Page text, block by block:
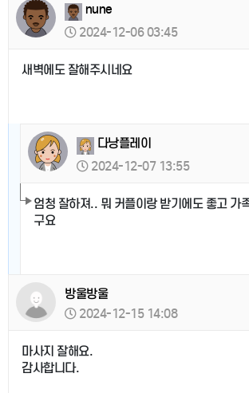
nune
2024-12-06 03:45
새벽에도 잘해주시네요
다낭플레이
2024-12-07 13:55
엄청 잘하져.. 뭐 커플이랑 받기에도 좋고 가
구요
방울방울
2024-12-15 14:08
마사지 잘해요.
감사합니다.